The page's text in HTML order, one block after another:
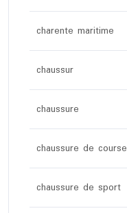
charente maritime
chaussur
chaussure
chaussure de course
chaussure de sport